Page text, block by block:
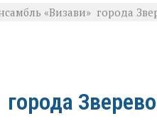
«Визави» города